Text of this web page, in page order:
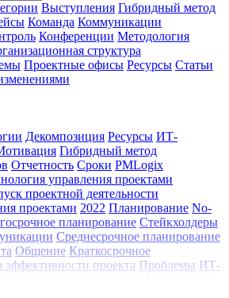
Выступления Гибридный метод
Команда Коммуникации
Конференции Методология
структура
Проектные офисы Ресурсы Статьи
Декомпозиция Ресурсы ИТ-
Гибридный метод
Отчетность Сроки PMLogix
управления проектами
проектной деятельности
проектами 2022 Планирование No-
планирование Стейкхолдеры
Среднесрочное планирование
Общение Краткосрочное
эффективности проекта Проблемы ИТ-